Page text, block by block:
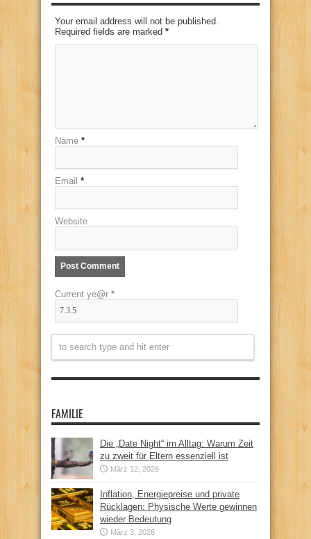
Your email address will not be published.
Required fields are marked *
Name *
Email *
Website
Current ye@r *
FAMILIE
Die „Date Night“ im Alltag: Warum Zeit
zu zweit für Eltern essenziell ist
März 12, 2026
Inflation, Energiepreise und private
Rücklagen: Physische Werte gewinnen
wieder Bedeutung
März 3, 2026